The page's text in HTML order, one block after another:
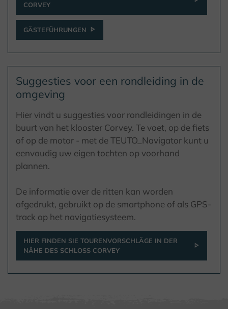
CORVEY
GÄSTEFÜHRUNGEN
Suggesties voor een rondleiding in de
omgeving
Hier vindt u suggesties voor rondleidingen in de
buurt van het klooster Corvey. Te voet, op de fiets
of op de motor - met de TEUTO_Navigator kunt u
eenvoudig uw eigen tochten op voorhand
plannen.
De informatie over de ritten kan worden
afgedrukt, gebruikt op de smartphone of als GPS-
track op het navigatiesysteem.
HIER FINDEN SIE TOURENVORSCHLÄGE IN DER
NÄHE DES SCHLOSS CORVEY